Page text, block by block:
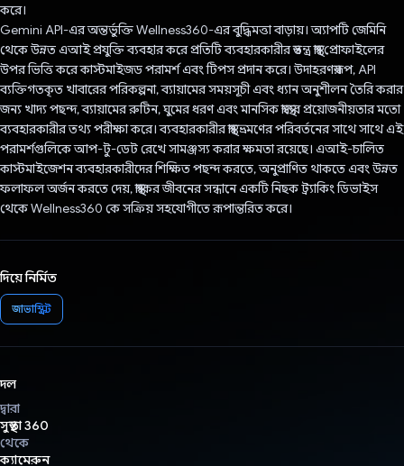
করে।
Gemini API-এর অন্তর্ভুক্তি Wellness360-এর বুদ্ধিমত্তা বাড়ায়। অ্যাপটি জেমিনি
থেকে উন্নত এআই প্রযুক্তি ব্যবহার করে প্রতিটি ব্যবহারকারীর স্বতন্ত্র স্বাস্থ্য প্রোফাইলের
উপর ভিত্তি করে কাস্টমাইজড পরামর্শ এবং টিপস প্রদান করে। উদাহরণস্বরূপ, API
ব্যক্তিগতকৃত খাবারের পরিকল্পনা, ব্যায়ামের সময়সূচী এবং ধ্যান অনুশীলন তৈরি করার
জন্য খাদ্য পছন্দ, ব্যায়ামের রুটিন, ঘুমের ধরণ এবং মানসিক স্বাস্থ্যের প্রয়োজনীয়তার মতো
ব্যবহারকারীর তথ্য পরীক্ষা করে। ব্যবহারকারীর স্বাস্থ্য ভ্রমণের পরিবর্তনের সাথে সাথে এই
পরামর্শগুলিকে আপ-টু-ডেট রেখে সামঞ্জস্য করার ক্ষমতা রয়েছে। এআই-চালিত
কাস্টমাইজেশন ব্যবহারকারীদের শিক্ষিত পছন্দ করতে, অনুপ্রাণিত থাকতে এবং উন্নত
ফলাফল অর্জন করতে দেয়, স্বাস্থ্যকর জীবনের সন্ধানে একটি নিছক ট্র্যাকিং ডিভাইস
থেকে Wellness360 কে সক্রিয় সহযোগীতে রূপান্তরিত করে।
দিয়ে নির্মিত
জাভাস্ক্রিপ্ট
দল
দ্বারা
সুস্থতা 360
থেকে
ক্যামেরুন